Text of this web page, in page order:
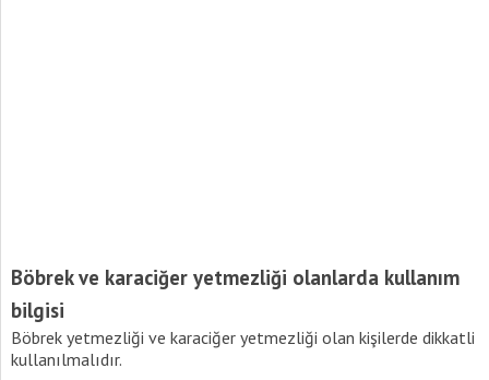
Böbrek ve karaciğer yetmezliği olanlarda kullanım
bilgisi
Böbrek yetmezliği ve karaciğer yetmezliği olan kişilerde dikkatli
kullanılmalıdır.